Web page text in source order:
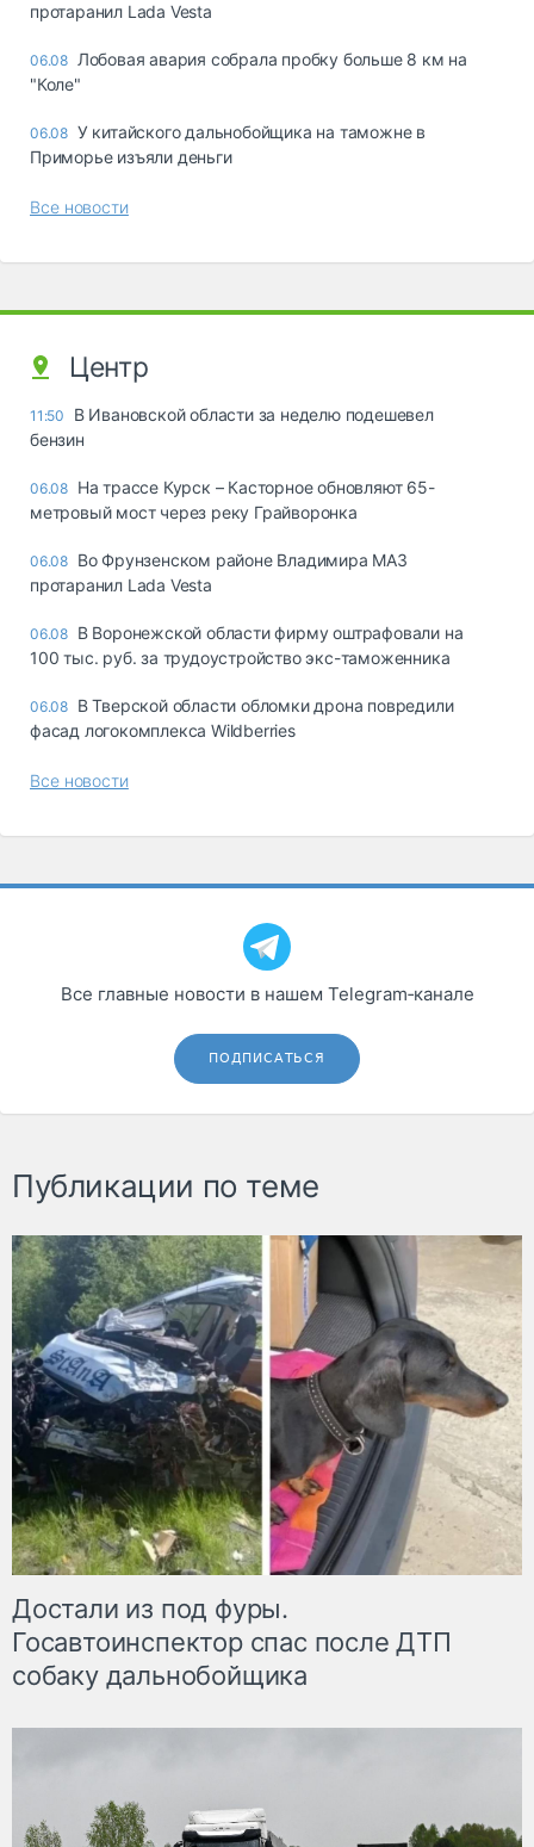
протаранил Lada Vesta
06.08 Лобовая авария собрала пробку больше 8 км на
"Коле"
06.08 У китайского дальнобойщика на таможне в
Приморье изъяли деньги
Все новости
Центр
11:50
В Ивановской области за неделю подешевел
бензин
06.08 На трассе Курск – Касторное обновляют 65-
метровый мост через реку Грайворонка
06.08 Во Фрунзенском районе Владимира МАЗ
протаранил Lada Vesta
06.08 В Воронежской области фирму оштрафовали на
100 тыс. руб. за трудоустройство экс-таможенника
06.08 В Тверской области обломки дрона повредили
фасад логокомплекса Wildberries
Все новости
Все главные новости в нашем Telegram‑канале
ПОДПИСАТЬСЯ
Публикации по теме
Достали из под фуры.
Госавтоинспектор спас после ДТП
собаку дальнобойщика